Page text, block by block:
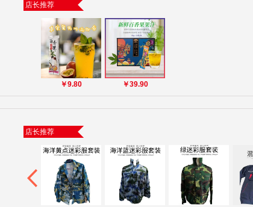
店长推荐
￥9.80 ￥39.90
店长推荐